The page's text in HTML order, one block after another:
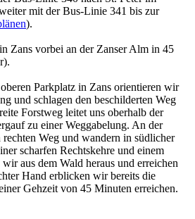
mit der Bus-Linie 341 bis zur
).
Zans vorbei an der Zanser Alm in 45
Parkplatz in Zans orientieren wir
und schlagen den beschilderten Weg
Forstweg leitet uns oberhalb der
zu einer Weggabelung. An der
Weg und wandern in südlicher
scharfen Rechtskehre und einem
aus dem Wald heraus und erreichen
Hand erblicken wir bereits die
Gehzeit von 45 Minuten erreichen.